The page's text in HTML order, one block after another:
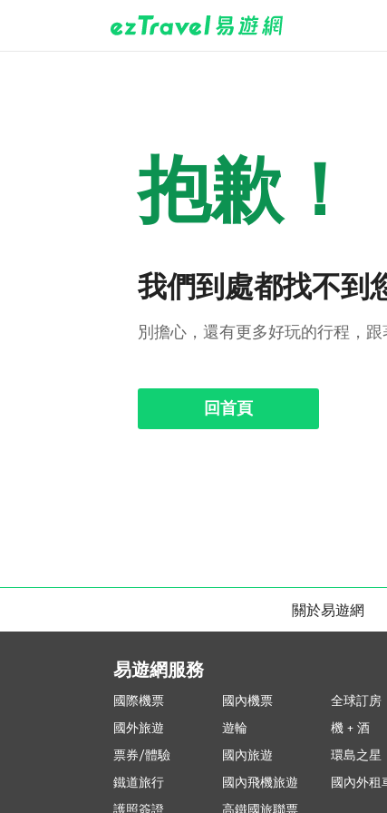
抱歉！
我們到處都找不到
別擔心，還有更多好玩的行程，跟
回首頁
關於易遊網
易遊網服務
國際機票 國內機票
全球訂房
國外旅遊
遊輪
機 + 酒
票券/體驗
國內旅遊
環島之星
鐵道旅行
國內飛機旅遊
國內外租
護照簽證
高鐵國旅聯票